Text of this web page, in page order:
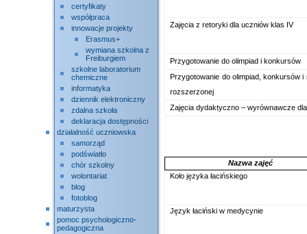
Zajęcia z retoryki dla uczniów klas IV
Przygotowanie do olimpiad i konkursów
Przygotowanie do olimpiad, konkursów i
rozszerzonej
Zajęcia dydaktyczno – wyrównawcze
Nazwa zajęć
Koło języka łacińskiego
Język łaciński w medycynie
certyfikaty
współpraca
innowacje projekty
Erasmus+
wymiana szkolna z
Freiburgiem
szkolne laboratorium
chemiczne
informatyka
dziennik elektroniczny
zdalna szkoła
deklaracja dostępności
działalność uczniowska
samorząd
podświatło
chór szkolny
wolontariat
blog
fotoblog
maturzysta
pomoc psychologiczno-
pedagogiczna